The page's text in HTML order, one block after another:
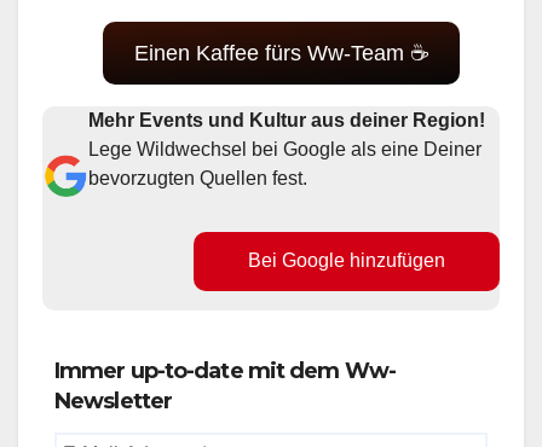
Einen Kaffee fürs Ww-Team ☕
Mehr Events und Kultur aus deiner Region!
Lege Wildwechsel bei Google als eine Deiner
bevorzugten Quellen fest.
Bei Google hinzufügen
Immer up-to-date mit dem Ww-
Newsletter